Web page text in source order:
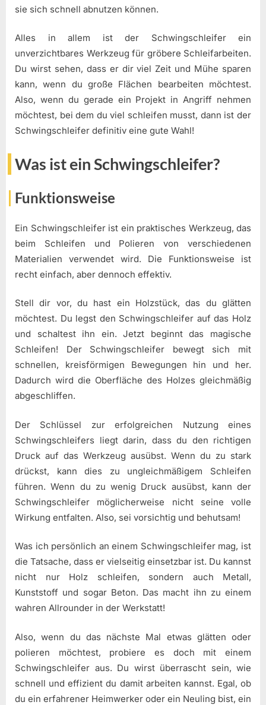
sie sich schnell abnutzen können.
Alles in allem ist der Schwingschleifer ein
unverzichtbares Werkzeug für gröbere Schleifarbeiten.
Du wirst sehen, dass er dir viel Zeit und Mühe sparen
kann, wenn du große Flächen bearbeiten möchtest.
Also, wenn du gerade ein Projekt in Angriff nehmen
möchtest, bei dem du viel schleifen musst, dann ist der
Schwingschleifer definitiv eine gute Wahl!
Was ist ein Schwingschleifer?
Funktionsweise
Ein Schwingschleifer ist ein praktisches Werkzeug, das
beim Schleifen und Polieren von verschiedenen
Materialien verwendet wird. Die Funktionsweise ist
recht einfach, aber dennoch effektiv.
Stell dir vor, du hast ein Holzstück, das du glätten
möchtest. Du legst den Schwingschleifer auf das Holz
und schaltest ihn ein. Jetzt beginnt das magische
Schleifen! Der Schwingschleifer bewegt sich mit
schnellen, kreisförmigen Bewegungen hin und her.
Dadurch wird die Oberfläche des Holzes gleichmäßig
abgeschliffen.
Der Schlüssel zur erfolgreichen Nutzung eines
Schwingschleifers liegt darin, dass du den richtigen
Druck auf das Werkzeug ausübst. Wenn du zu stark
drückst, kann dies zu ungleichmäßigem Schleifen
führen. Wenn du zu wenig Druck ausübst, kann der
Schwingschleifer möglicherweise nicht seine volle
Wirkung entfalten. Also, sei vorsichtig und behutsam!
Was ich persönlich an einem Schwingschleifer mag, ist
die Tatsache, dass er vielseitig einsetzbar ist. Du kannst
nicht nur Holz schleifen, sondern auch Metall,
Kunststoff und sogar Beton. Das macht ihn zu einem
wahren Allrounder in der Werkstatt!
Also, wenn du das nächste Mal etwas glätten oder
polieren möchtest, probiere es doch mit einem
Schwingschleifer aus. Du wirst überrascht sein, wie
schnell und effizient du damit arbeiten kannst. Egal, ob
du ein erfahrener Heimwerker oder ein Neuling bist, ein